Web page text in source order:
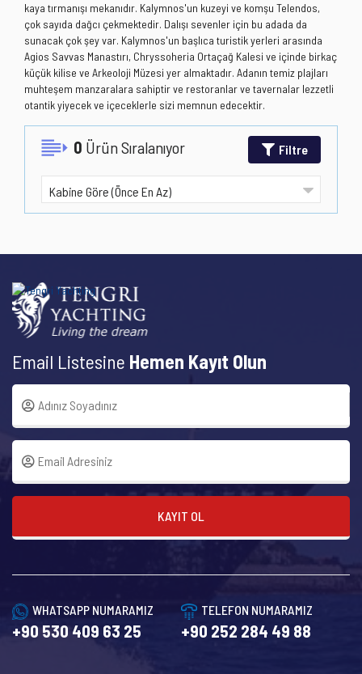
kaya tırmanışı mekanıdır. Kalymnos'un kuzeyi ve komşu Telendos,
çok sayıda dağcı çekmektedir. Dalışı sevenler için bu adada da
sunacak çok şey var. Kalymnos'un başlıca turistik yerleri arasında
Agios Savvas Manastırı, Chryssoheria Ortaçağ Kalesi ve içinde birkaç
küçük kilise ve Arkeoloji Müzesi yer almaktadır. Adanın temiz plajları
muhteşem manzaralara sahiptir ve restoranlar ve tavernalar lezzetli
otantik yiyecek ve içeceklerle sizi memnun edecektir.
0 Ürün Sıralanıyor Filtre
Email Listesine Hemen Kayıt Olun
KAYIT OL
WHATSAPP NUMARAMIZ
+90 530 409 63 25
TELEFON NUMARAMIZ
+90 252 284 49 88